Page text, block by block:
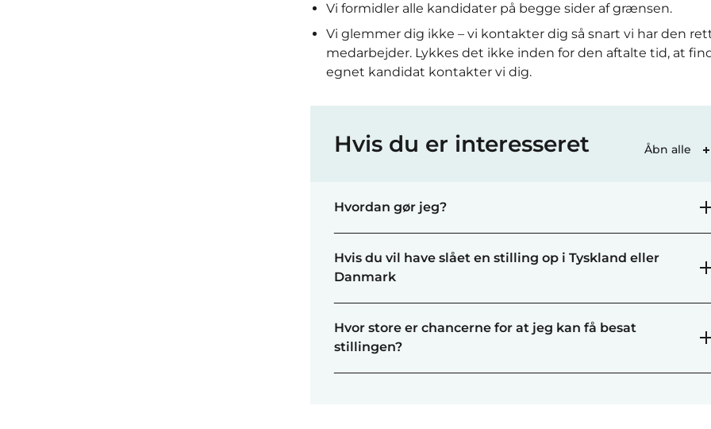
Vi formidler alle kandidater på begge sider af grænsen.
Vi glemmer dig ikke – vi kontakter dig så snart vi har den
medarbejder. Lykkes det ikke inden for den aftalte tid, at
egnet kandidat kontakter vi dig.
Hvis du er interesseret Åbn alle
Hvordan gør jeg?
Hvis du vil have slået en stilling op i Tyskland eller
Danmark
Hvor store er chancerne for at jeg kan få besat
stillingen?